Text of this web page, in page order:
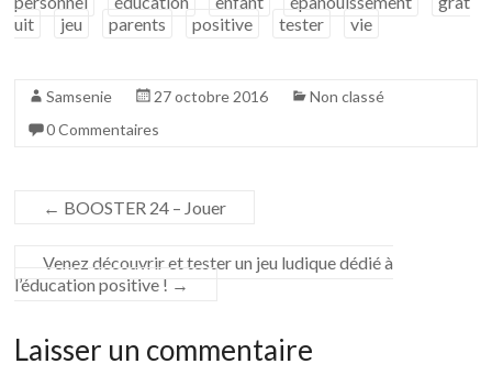
avec…
uit
jeu parents positive tester vie
Samsenie 27 octobre 2016
Non classé
0 Commentaires
← BOOSTER 24 – Jouer
Venez découvrir et tester un jeu ludique dédié à
l’éducation positive ! →
Laisser un commentaire